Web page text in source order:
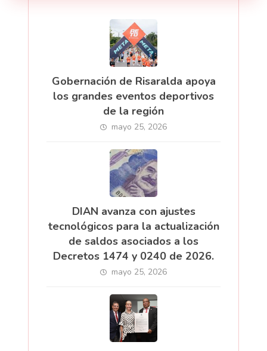
Gobernación de Risaralda apoya
los grandes eventos deportivos
de la región
mayo 25, 2026
DIAN avanza con ajustes
tecnológicos para la actualización
de saldos asociados a los
Decretos 1474 y 0240 de 2026.
mayo 25, 2026